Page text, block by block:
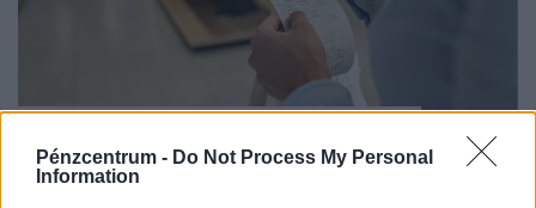
Pénzcentrum - Do Not Process My Personal
Information
Penny: hatalmas változás jön a polcokon,
erre kell készülni